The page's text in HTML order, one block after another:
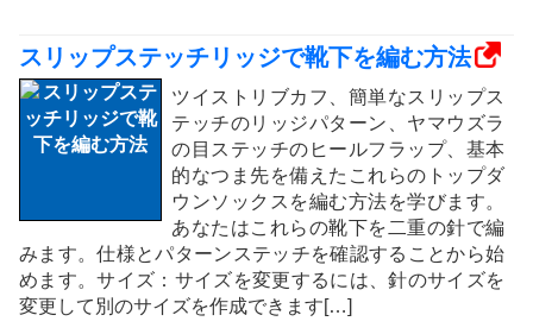
スリップステッチリッジで靴下を編む方法
ツイストリブカフ、簡単なスリップス
テッチのリッジパターン、ヤマウズラ
の目ステッチのヒールフラップ、基本
的なつま先を備えたこれらのトップダ
ウンソックスを編む方法を学びます。
あなたはこれらの靴下を二重の針で編
みます。仕様とパターンステッチを確認することから始
めます。サイズ：サイズを変更するには、針のサイズを
変更して別のサイズを作成できます[…]